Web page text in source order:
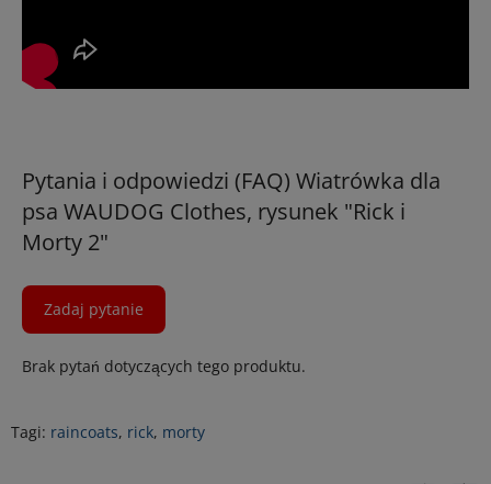
Pytania i odpowiedzi (FAQ) Wiatrówka dla
psa WAUDOG Clothes, rysunek "Rick i
Morty 2"
Zadaj pytanie
Brak pytań dotyczących tego produktu.
Tagi: raincoats, rick, morty